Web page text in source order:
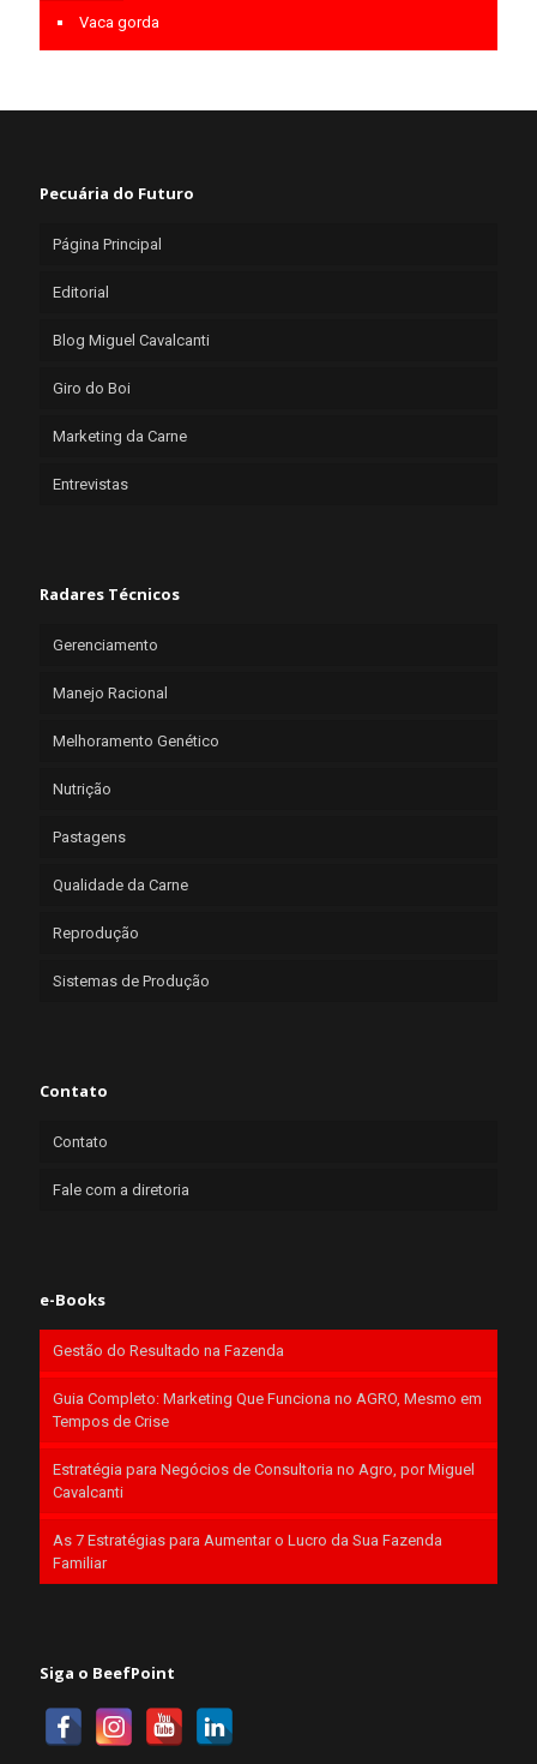
Vaca gorda
Pecuária do Futuro
Página Principal
Editorial
Blog Miguel Cavalcanti
Giro do Boi
Marketing da Carne
Entrevistas
Radares Técnicos
Gerenciamento
Manejo Racional
Melhoramento Genético
Nutrição
Pastagens
Qualidade da Carne
Reprodução
Sistemas de Produção
Contato
Contato
Fale com a diretoria
e-Books
Gestão do Resultado na Fazenda
Guia Completo: Marketing Que Funciona no AGRO, Mesmo em
Tempos de Crise
Estratégia para Negócios de Consultoria no Agro, por Miguel
Cavalcanti
As 7 Estratégias para Aumentar o Lucro da Sua Fazenda
Familiar
Siga o BeefPoint